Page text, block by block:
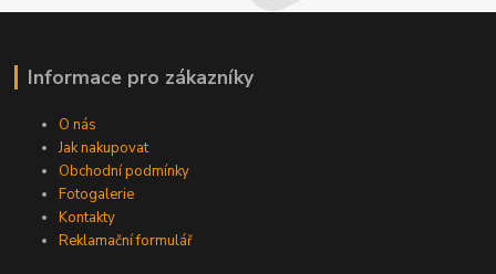
Informace pro zákazníky
O nás
Jak nakupovat
Obchodní podmínky
Fotogalerie
Kontakty
Reklamační formulář